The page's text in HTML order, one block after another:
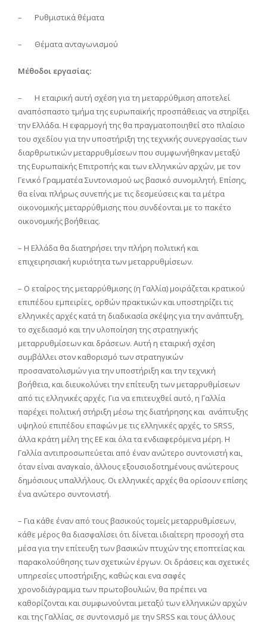
– Ρυθμιστικά θέματα
– Θέματα ανταγωνισμού
Μέθοδοι εργασίας:
– Η εταιρική αυτή σχέση για τη μεταρρύθμιση αποτελεί
αναπόσπαστο τμήμα της ευρωπαϊκής προσπάθειας να στηρίξει
την Ελλάδα. Η εφαρμογή της θα πραγματοποιηθεί στο πλαίσιο
του σχεδίου για την υποστήριξη της τεχνικής συνεργασίας των
διαρθρωτικών μεταρρυθμίσεων που συμφωνήθηκαν μεταξύ
της Ευρωπαϊκής Επιτροπής και των ελληνικών αρχών, με τον
Γενικό Γραμματέα Συντονισμού ως βασικό συνομιλητή. Επίσης,
θα είναι πλήρως συνεπής με τις δεσμεύσεις και τα μέτρα
οικονομικής μεταρρύθμισης που συνδέονται με το πακέτο
οικονομικής βοήθειας.
– Η Ελλάδα θα διατηρήσει την πλήρη πολιτική και
επιχειρησιακή κυριότητα των μεταρρυθμίσεων.
– Ο εταίρος της μεταρρύθμισης (η Γαλλία) μοιράζεται κρατικού
επιπέδου εμπειρίες, ορθών πρακτικών και υποστηρίζει τις
ελληνικές αρχές κατά τη διαδικασία σκέψης για την ανάπτυξη,
το σχεδιασμό και την υλοποίηση της στρατηγικής
μεταρρυθμίσεων και δράσεων. Αυτή η εταιρική σχέση
συμβάλλει στον καθορισμό των στρατηγικών
προσανατολισμών για την υποστήριξη και την τεχνική
βοήθεια, και διευκολύνει την επίτευξη των μεταρρυθμίσεων
από τις ελληνικές αρχές. Για να επιτευχθεί αυτό, η Γαλλία
παρέχει πολιτική στήριξη μέσω της διατήρησης και ανάπτυξης
υψηλού επιπέδου επαφών με τις ελληνικές αρχές, το SRSS,
άλλα κράτη μέλη της ΕΕ και όλα τα ενδιαφερόμενα μέρη. Η
Γαλλία αντιπροσωπεύεται από έναν ανώτερο συντονιστή και,
όταν είναι αναγκαίο, άλλους εξουσιοδοτημένους ανώτερους
δημόσιους υπαλλήλους. Οι ελληνικές αρχές θα ορίσουν επίσης
ένα ανώτερο συντονιστή.
– Για κάθε έναν από τους βασικούς τομείς μεταρρυθμίσεων,
κάθε μέρος θα διασφαλίσει ότι δίνεται ιδιαίτερη προσοχή στα
μέσα για την επίτευξη των βασικών πτυχών της εποπτείας και
παρακολούθησης των σχετικών έργων. Οι δράσεις και σχετικές
υπηρεσίες υποστήριξης, καθώς και ενα σαφές
χρονοδιάγραμμα των πρωτοβουλιών, θα πρέπει να
καθορίζονται και συμφωνούνται μεταξύ των ελληνικών αρχών
και της Γαλλίας, σε συντονισμό με την SRSS και τους άλλους